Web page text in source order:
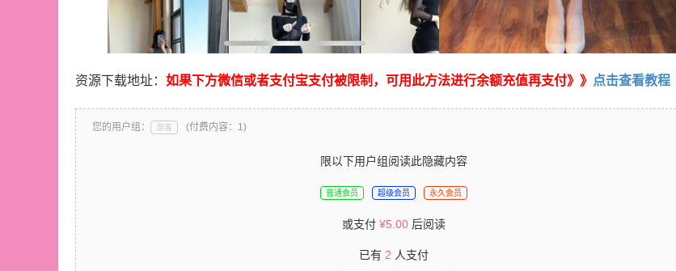
资源下载地址： 如果下方微信或者支付宝支付被限制，可用此方法进行余额充值再支付》》 点击查看教程
您的用户组： 游客 (付费内容：1)
限以下用户组阅读此隐藏内容
普通会员 超级会员 永久会员
或支付 ¥5.00 后阅读
已有 2 人支付